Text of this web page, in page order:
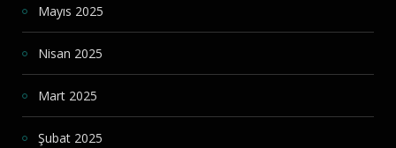
Mayıs 2025
Nisan 2025
Mart 2025
Şubat 2025